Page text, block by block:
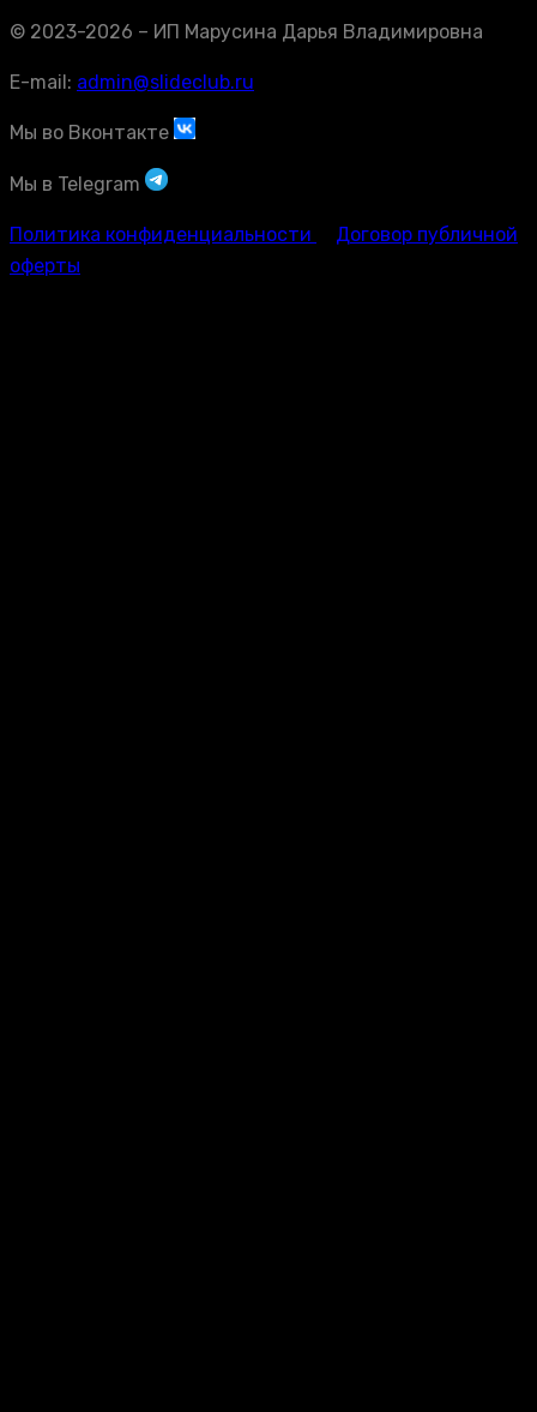
© 2023-2026 – ИП Марусина Дарья Владимировна
E-mail: admin@slideclub.ru
Мы во Вконтакте
Мы в Telegram
Политика конфиденциальности
Договор публичной
оферты